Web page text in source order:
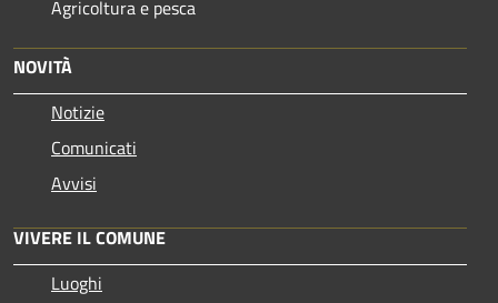
Agricoltura e pesca
NOVITÀ
Notizie
Comunicati
Avvisi
VIVERE IL COMUNE
Luoghi